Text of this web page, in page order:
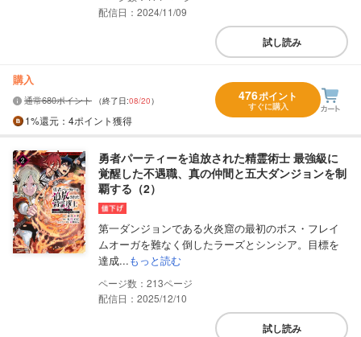
配信日：2024/11/09
試し読み
購入
通常680ポイント （終了日:08/20）
1%還元 ：4ポイント獲得
476ポイント
すぐに購入
勇者パーティーを追放された精霊術士 最強級に
覚醒した不遇職、真の仲間と五大ダンジョンを制
覇する（2）
第一ダンジョンである火炎窟の最初のボス・フレイ
ムオーガを難なく倒したラーズとシンシア。目標を
達成...もっと読む
213
配信日：2025/12/10
試し読み